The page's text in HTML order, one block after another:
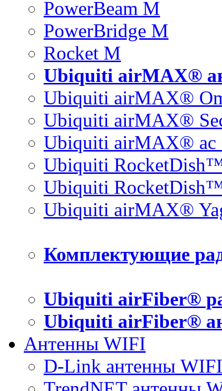
PowerBeam M
PowerBridge M
Rocket M
Ubiquiti airMAX®
Ubiquiti airMAX®
Ubiquiti airMAX®
Ubiquiti airMAX® ac
Ubiquiti
Ubiquiti
Ubiquiti airMAX®
Комплектующие
Ubiquiti airFiber®
Ubiquiti airFiber®
Антенны WIFI
D-Link антенны WIFI